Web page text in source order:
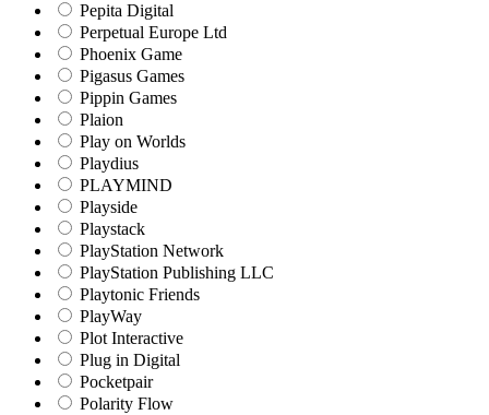
Pepita Digital
Perpetual Europe Ltd
Phoenix Game
Pigasus Games
Pippin Games
Plaion
Play on Worlds
Playdius
PLAYMIND
Playside
Playstack
PlayStation Network
PlayStation Publishing LLC
Playtonic Friends
PlayWay
Plot Interactive
Plug in Digital
Pocketpair
Polarity Flow